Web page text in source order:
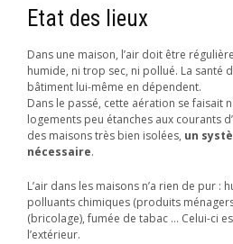
Etat des lieux
Dans une maison, l’air doit être
humide, ni trop sec, ni pollué. La santé
bâtiment lui-même en dépendent.
Dans le passé, cette aération se faisait
logements peu étanches aux courants
des maisons très bien isolées, un
nécessaire.
L’air dans les maisons n’a rien de pur :
polluants chimiques (produits
(bricolage), fumée de tabac … Celui-ci
l’extérieur.